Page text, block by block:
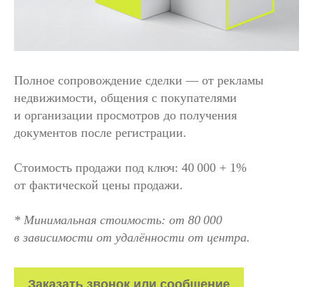
Полное сопровождение сделки — от рекламы
недвижимости, общения с покупателями
и организации просмотров до получения
документов после регистрации.
Стоимость продажи под ключ: 40 000 + 1%
от фактической цены продажи.
* Минимальная стоимость: от 80 000
в зависимости от удалённости от центра.